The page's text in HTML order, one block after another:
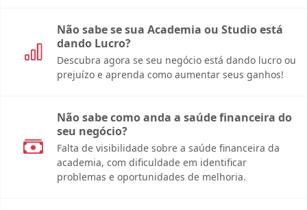
Não sabe se sua Academia ou Studio está
dando Lucro?
Descubra agora se seu negócio está dando lucro ou
prejuízo e aprenda como aumentar seus ganhos!
Não sabe como anda a saúde financeira do
seu negócio?
Falta de visibilidade sobre a saúde financeira da
academia, com dificuldade em identificar
problemas e oportunidades de melhoria.